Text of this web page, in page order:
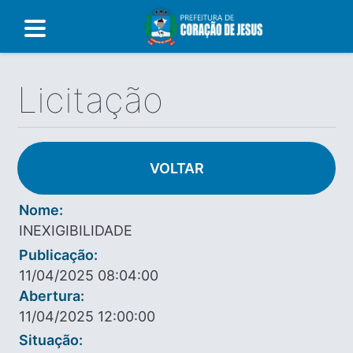
Licitação
VOLTAR
Nome:
INEXIGIBILIDADE
Publicação:
11/04/2025 08:04:00
Abertura:
11/04/2025 12:00:00
Situação: